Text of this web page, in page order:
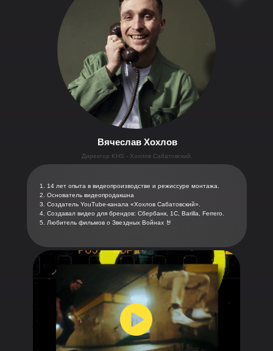
14 лет опыта в видеопроизводстве и режиссуре монтажа.
Основатель видеопродакшна
Создатель YouTube-канала «Хохлов Сабатовский».
Создавал видео для брендов: Сбербанк, 1С, Barilla, Ferrero.
Любитель фильмов о Звездных Войнах 🤘
Вячеслав Хохлов
Директор KHS - Хохлов Сабатовский.